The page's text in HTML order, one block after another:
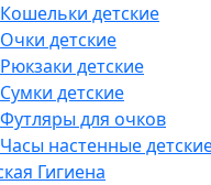
Кошельки детские
Очки детские
Рюкзаки детские
Сумки детские
Футляры для очков
Часы настенные
Гигиена